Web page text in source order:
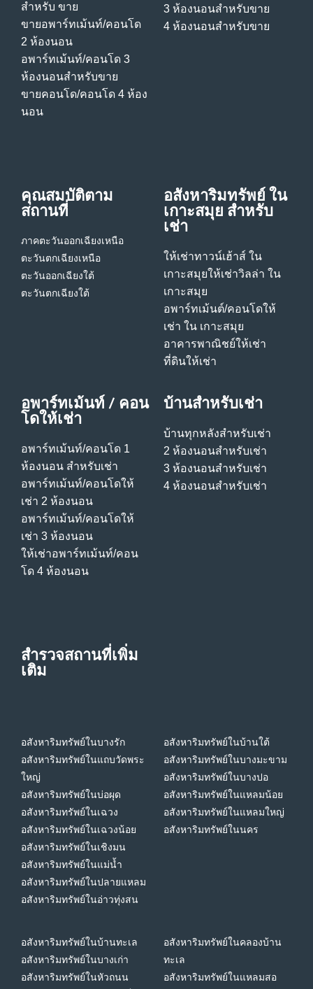
สําหรับ ขาย
ขายอพาร์ทเม้นท์/คอนโด
2 ห้องนอน
อพาร์ทเม้นท์/คอนโด 3
ห้องนอนสําหรับขาย
ขายคอนโด/คอนโด 4 ห้อง
นอน
3 ห้องนอนสําหรับขาย
4 ห้องนอนสําหรับขาย
คุณสมบัติตาม
สถานที่
ภาคตะวันออกเฉียงเหนือ
ตะวันตกเฉียงเหนือ
ตะวันออกเฉียงใต้
ตะวันตกเฉียงใต้
อสังหาริมทรัพย์ ใน
เกาะสมุย สําหรับ
เช่า
ให้เช่าทาวน์เฮ้าส์ ใน
เกาะสมุยให้เช่าวิลล่า ใน
เกาะสมุย
อพาร์ทเม้นต์/คอนโดให้
เช่า ใน เกาะสมุย
อาคารพาณิชย์ให้เช่า
ที่ดินให้เช่า
อพาร์ทเม้นท์ / คอน
โดให้เช่า
อพาร์ทเม้นท์/คอนโด 1
ห้องนอน สําหรับเช่า
อพาร์ทเม้นท์/คอนโดให้
เช่า 2 ห้องนอน
อพาร์ทเม้นท์/คอนโดให้
เช่า 3 ห้องนอน
ให้เช่าอพาร์ทเม้นท์/คอน
โด 4 ห้องนอน
บ้านสําหรับเช่า
บ้านทุกหลังสําหรับเช่า
2 ห้องนอนสําหรับเช่า
3 ห้องนอนสําหรับเช่า
4 ห้องนอนสําหรับเช่า
สำรวจสถานที่เพิ่ม
เติม
อสังหาริมทรัพย์ในบางรัก
อสังหาริมทรัพย์ในแถบวัดพระ
ใหญ่
อสังหาริมทรัพย์ในบ่อผุด
อสังหาริมทรัพย์ในเฉวง
อสังหาริมทรัพย์ในเฉวงน้อย
อสังหาริมทรัพย์ในเชิงมน
อสังหาริมทรัพย์ในแม่น้ำ
อสังหาริมทรัพย์ในปลายแหลม
อสังหาริมทรัพย์ในอ่าวทุ่งสน
อสังหาริมทรัพย์ในบ้านใต้
อสังหาริมทรัพย์ในบางมะขาม
อสังหาริมทรัพย์ในบางปอ
อสังหาริมทรัพย์ในแหลมน้อย
อสังหาริมทรัพย์ในแหลมใหญ่
อสังหาริมทรัพย์ในนคร
อสังหาริมทรัพย์ในบ้านทะเล
อสังหาริมทรัพย์ในบางเก่า
อสังหาริมทรัพย์ในหัวถนน
อสังหาริมทรัพย์ในคลองบ้าน
ทะเล
อสังหาริมทรัพย์ในแหลมสอ